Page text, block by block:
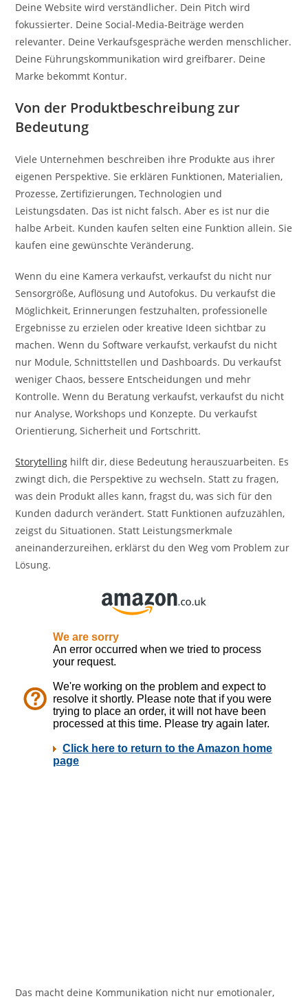
Deine Website wird verständlicher. Dein Pitch wird
fokussierter. Deine Social-Media-Beiträge werden
relevanter. Deine Verkaufsgespräche werden menschlicher.
Deine Führungskommunikation wird greifbarer. Deine
Marke bekommt Kontur.
Von der Produktbeschreibung zur
Bedeutung
Viele Unternehmen beschreiben ihre Produkte aus ihrer
eigenen Perspektive. Sie erklären Funktionen, Materialien,
Prozesse, Zertifizierungen, Technologien und
Leistungsdaten. Das ist nicht falsch. Aber es ist nur die
halbe Arbeit. Kunden kaufen selten eine Funktion allein. Sie
kaufen eine gewünschte Veränderung.
Wenn du eine Kamera verkaufst, verkaufst du nicht nur
Sensorgröße, Auflösung und Autofokus. Du verkaufst die
Möglichkeit, Erinnerungen festzuhalten, professionelle
Ergebnisse zu erzielen oder kreative Ideen sichtbar zu
machen. Wenn du Software verkaufst, verkaufst du nicht
nur Module, Schnittstellen und Dashboards. Du verkaufst
weniger Chaos, bessere Entscheidungen und mehr
Kontrolle. Wenn du Beratung verkaufst, verkaufst du nicht
nur Analyse, Workshops und Konzepte. Du verkaufst
Orientierung, Sicherheit und Fortschritt.
Storytelling hilft dir, diese Bedeutung herauszuarbeiten. Es
zwingt dich, die Perspektive zu wechseln. Statt zu fragen,
was dein Produkt alles kann, fragst du, was sich für den
Kunden dadurch verändert. Statt Funktionen aufzuzählen,
zeigst du Situationen. Statt Leistungsmerkmale
aneinanderzureihen, erklärst du den Weg vom Problem zur
Lösung.
Das macht deine Kommunikation nicht nur emotionaler,